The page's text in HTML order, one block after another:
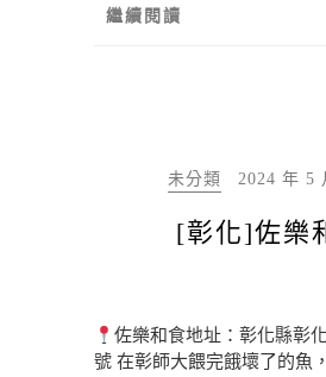
繼續閱讀
未分類 2024 年 5
[彰化]佐樂
佐樂和食地址：彰化縣彰
號 在彰師大餵完餓壞了的魚